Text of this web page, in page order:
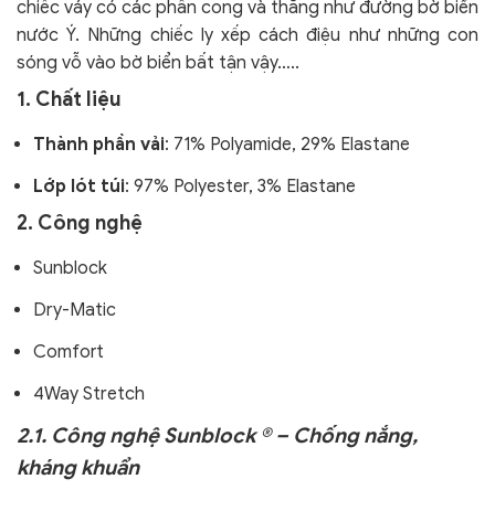
chiếc váy có các phần cong và thẳng như đường bờ biển
nước Ý. Những chiếc ly xếp cách điệu như những con
sóng vỗ vào bờ biển bất tận vậy…..
1. Chất liệu
Thành phần vải: 71% Polyamide, 29% Elastane
Lớp lót túi: 97% Polyester, 3% Elastane
2. Công nghệ
Sunblock
Dry-Matic
Comfort
4Way Stretch
2.1. Công nghệ Sunblock ® – Chống nắng,
kháng khuẩn